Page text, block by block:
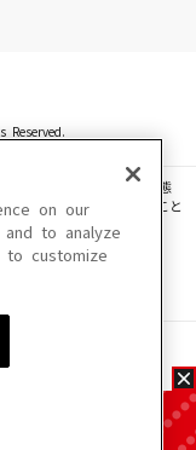
Reserved.
画・音声等を、手段や形態
載、ファイル化などすること
合があります。
があります。
on our
to analyze
to customize